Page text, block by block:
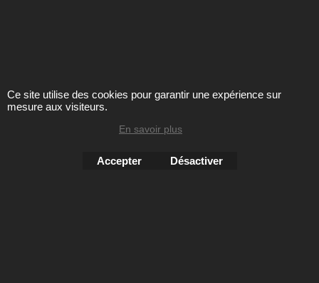
PRESENTATION
LIVRAISONS
Ce site utilise des cookies pour garantir une expérience sur
mesure aux visiteurs.
En savoir plus
Accepter Désactiver